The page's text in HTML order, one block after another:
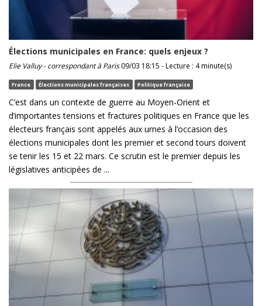
Élections municipales en France: quels enjeux ?
Elie Valluy - correspondant à Paris09/03 18:15 - Lecture : 4 minute(s)
France Élections municipales françaises Politique française
C’est dans un contexte de guerre au Moyen-Orient et
d’importantes tensions et fractures politiques en France que les
électeurs français sont appelés aux urnes à l’occasion des
élections municipales dont les premier et second tours doivent
se tenir les 15 et 22 mars. Ce scrutin est le premier depuis les
législatives anticipées de ...